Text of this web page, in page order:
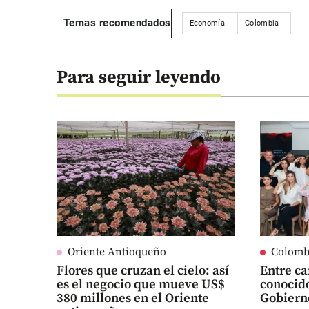
Temas recomendados Economía Colombia
Para seguir leyendo
Oriente Antioqueño
Flores que cruzan el cielo: así
es el negocio que mueve US$
380 millones en el Oriente
Entre